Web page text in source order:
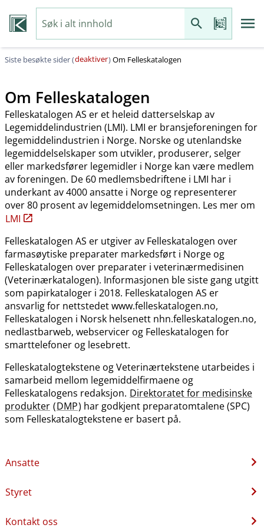
Siste besøkte sider (deaktiver)Om Felleskatalogen
Om Felleskatalogen
Felleskatalogen AS er et heleid datterselskap av
Legemiddelindustrien (LMI). LMI er bransjeforeningen for
legemiddelindustrien i Norge. Norske og utenlandske
legemiddelselskaper som utvikler, produserer, selger
eller markedsfører legemidler i Norge kan være medlem
av foreningen. De 60 medlemsbedriftene i LMI har i
underkant av 4000 ansatte i Norge og representerer
over 80 prosent av legemiddelomsetningen. Les mer om
LMI
Felleskatalogen AS er utgiver av Felleskatalogen over
farmasøytiske preparater markedsført i Norge og
Felleskatalogen over preparater i veterinærmedisinen
(Veterinærkatalogen). Informasjonen ble siste gang utgitt
som papirkataloger i 2018. Felleskatalogen AS er
ansvarlig for nettstedet www.felleskatalogen.no,
Felleskatalogen i Norsk helsenett nhn.felleskatalogen.no,
nedlastbarweb, webservicer og Felleskatalogen for
smarttelefoner og lesebrett.
Felleskatalogtekstene og Veterinærtekstene utarbeides i
samarbeid mellom legemiddelfirmaene og
Felleskatalogens redaksjon. Direktoratet for medisinske
produkter (DMP) har godkjent preparatomtalene (SPC)
som Felleskatalogtekstene er basert på.
Ansatte
Styret
Kontakt oss